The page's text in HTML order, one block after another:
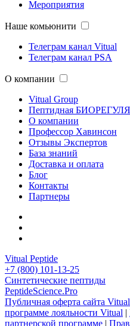
Мероприятия
Наше комьюнити
Телеграм канал Vitual
Телеграм канал PSA
О компании
Vitual Group
Пептидная
О компании
Профессор Хавинсон
Отзывы Экспертов
База знаний
Доставка и оплата
Блог
Контакты
Партнеры
Vitual Peptide
+7 (800) 101-13-25
Синтетические пептиды
PeptideScience.Pro
Публичная оферта сайта
программе лояльности Vitual |
партнерской программе |